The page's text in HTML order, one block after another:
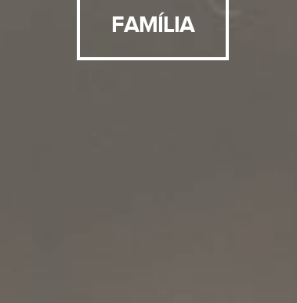
FAMÍLIA